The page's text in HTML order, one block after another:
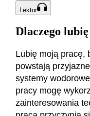
Lektor
Dlaczego
Lubię moją pracę,
powstają
systemy
pracy mogę
zainteresowania